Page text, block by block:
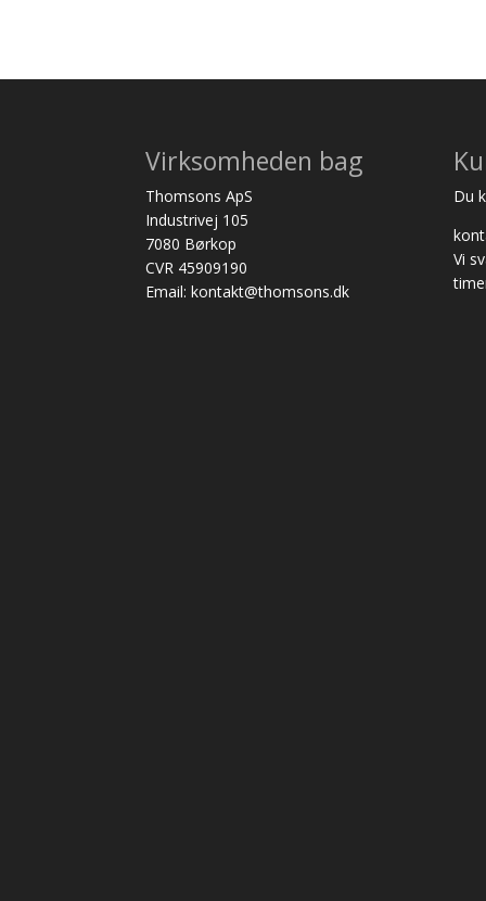
Virksomheden bag
Thomsons ApS
Industrivej 105
7080 Børkop
CVR 45909190
Email: kontakt@thomsons.dk
Du
Vi